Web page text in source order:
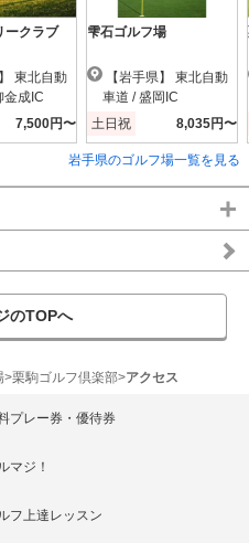
ークラブ
金成IC
7,500円〜
雫石ゴルフ場
車道 / 盛岡IC
土日祝
8,035円〜
岩手県のゴルフ場一覧を見る
のTOPへ
栗駒ゴルフ倶楽部 アクセス
プレー券・優待券
マジ！
フ上達レッスン